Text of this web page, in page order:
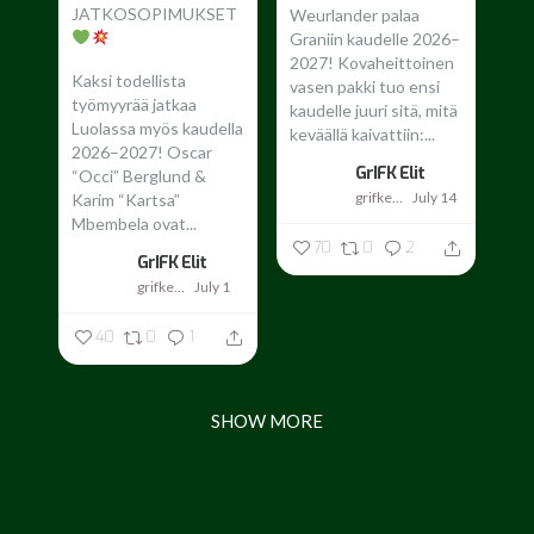
Weurlander palaa
Graniin kaudelle 2026–
2027! Kovaheittoinen
vasen pakki tuo ensi
kaudelle juuri sitä, mitä
keväällä kaivattiin:...
GrIFK Elit
grifkelit July 14
70 0 2
JATKOSOPIMUKSET
Kaksi todellista
työmyyrää jatkaa
Luolassa myös kaudella
2026–2027! Oscar
“Occi” Berglund &
Karim “Kartsa”
Mbembela ovat...
GrIFK Elit
grifkelit July 1
40 0 1
SHOW MORE